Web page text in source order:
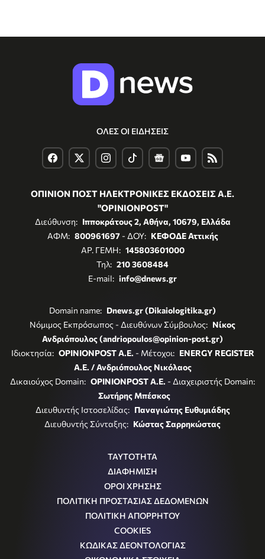
ΟΛΕΣ ΟΙ ΕΙΔΗΣΕΙΣ
ΟΠΙΝΙΟΝ ΠΟΣΤ ΗΛΕΚΤΡΟΝΙΚΕΣ ΕΚΔΟΣΕΙΣ Α.Ε.
"OPINIONPOST"
Διεύθυνση: Ιπποκράτους 2, Αθήνα, 10679, Ελλάδα
ΑΦΜ: 800961697- ΔΟΥ: ΚΕΦΟΔΕ Αττικής
ΑΡ. ΓΕΜΗ: 145803601000
Τηλ: 210 3608484
E-mail: info@dnews.gr
Domain name: Dnews.gr (Dikaiologitika.gr)
Νόμιμος Εκπρόσωπος - Διευθύνων Σύμβουλος: Νίκος
Ανδριόπουλος (andriopoulos@opinion-post.gr)
Ιδιοκτησία: OPINIONPOST A.E. - Μέτοχοι: ENERGY REGISTER
Α.Ε. / Ανδριόπουλος Νικόλαος
Δικαιούχος Domain: OPINIONPOST A.E. - Διαχειριστής Domain:
Σωτήρης Μπέσκος
Διευθυντής Ιστοσελίδας: Παναγιώτης Ευθυμιάδης
Διευθυντής Σύνταξης: Κώστας Σαρρηκώστας
ΤΑΥΤΟΤΗΤΑ
ΔΙΑΦΗΜΙΣΗ
ΟΡΟΙ ΧΡΗΣΗΣ
ΠΟΛΙΤΙΚΗ ΠΡΟΣΤΑΣΙΑΣ ΔΕΔΟΜΕΝΩΝ
ΠΟΛΙΤΙΚΗ ΑΠΟΡΡΗΤΟΥ
COOKIES
ΚΩΔΙΚΑΣ ΔΕΟΝΤΟΛΟΓΙΑΣ